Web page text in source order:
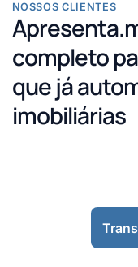
NOSSOS CLIENTES
completo
que já
imobiliárias